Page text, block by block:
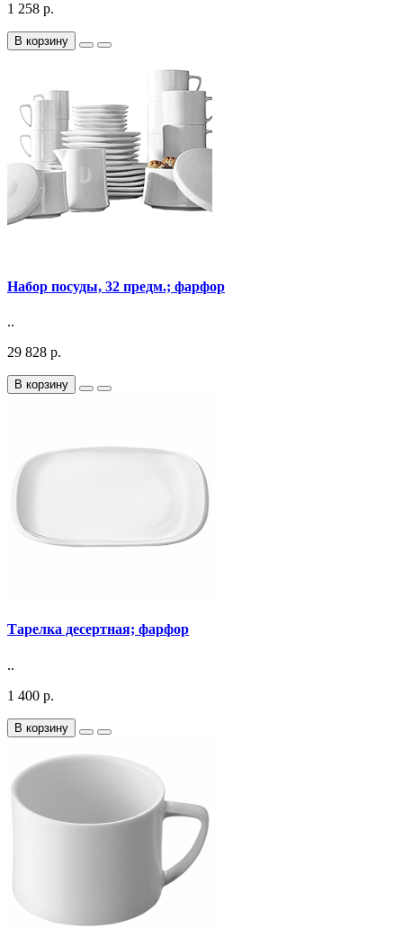
1 258 р.
В корзину
Набор посуды, 32 предм.; фарфор
..
29 828 р.
В корзину
Тарелка десертная; фарфор
..
1 400 р.
В корзину